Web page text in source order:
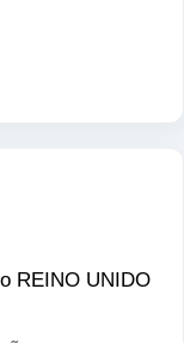
REINO UNIDO